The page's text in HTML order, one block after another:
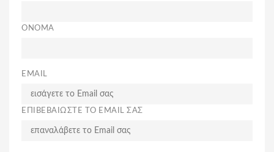
ΟΝΟΜΑ
EMAIL
ΕΠΙΒΕΒΑΙΩΣΤΕ ΤΟ EMAIL ΣΑΣ